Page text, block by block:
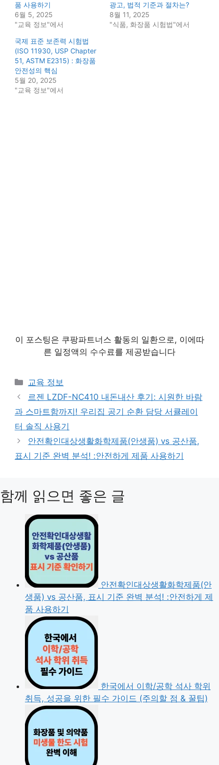
품 사용하기
6월 5, 2025
"교육 정보"에서
광고, 법적 기준과 절차는?
8월 11, 2025
"식품, 화장품 시험법"에서
국제 표준 보존력 시험법
(ISO 11930, USP Chapter
51, ASTM E2315) : 화장품
안전성의 핵심
5월 20, 2025
"교육 정보"에서
이 포스팅은 쿠팡파트너스 활동의 일환으로, 이에따
른 일정액의 수수료를 제공받습니다
카
테
리
교육 정보
르젠 LZDF-NC410 내돈내산 후기: 시원한 바람
과 스마트함까지! 우리집 공기 순환 담당 서큘레이
터 솔직 사용기
안전확인대상생활화학제품(안생품) vs 공산품,
표시 기준 완벽 분석! :안전하게 제품 사용하기
함께 읽으면 좋은 글
안전확인대상생활화학제품(안
생품) vs 공산품, 표시 기준 완벽 분석! :안전하게 제
품 사용하기
한국에서 이학/공학 석사 학위
취득, 성공을 위한 필수 가이드 (주의할 점 & 꿀팁)